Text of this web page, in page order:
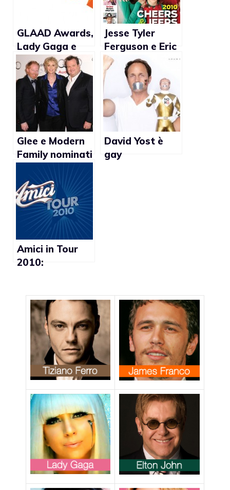
GLAAD Awards,
Lady Gaga e
Chaz Bono tra
le nomination
Jesse Tyler
Ferguson e Eric
Stonestreet: la
coppia gay di
Modern Family
sulla copertina
di Tv Guide
Glee e Modern
Family nominati
2011
David Yost è
gay
Amici in Tour
2010:
l’HIV